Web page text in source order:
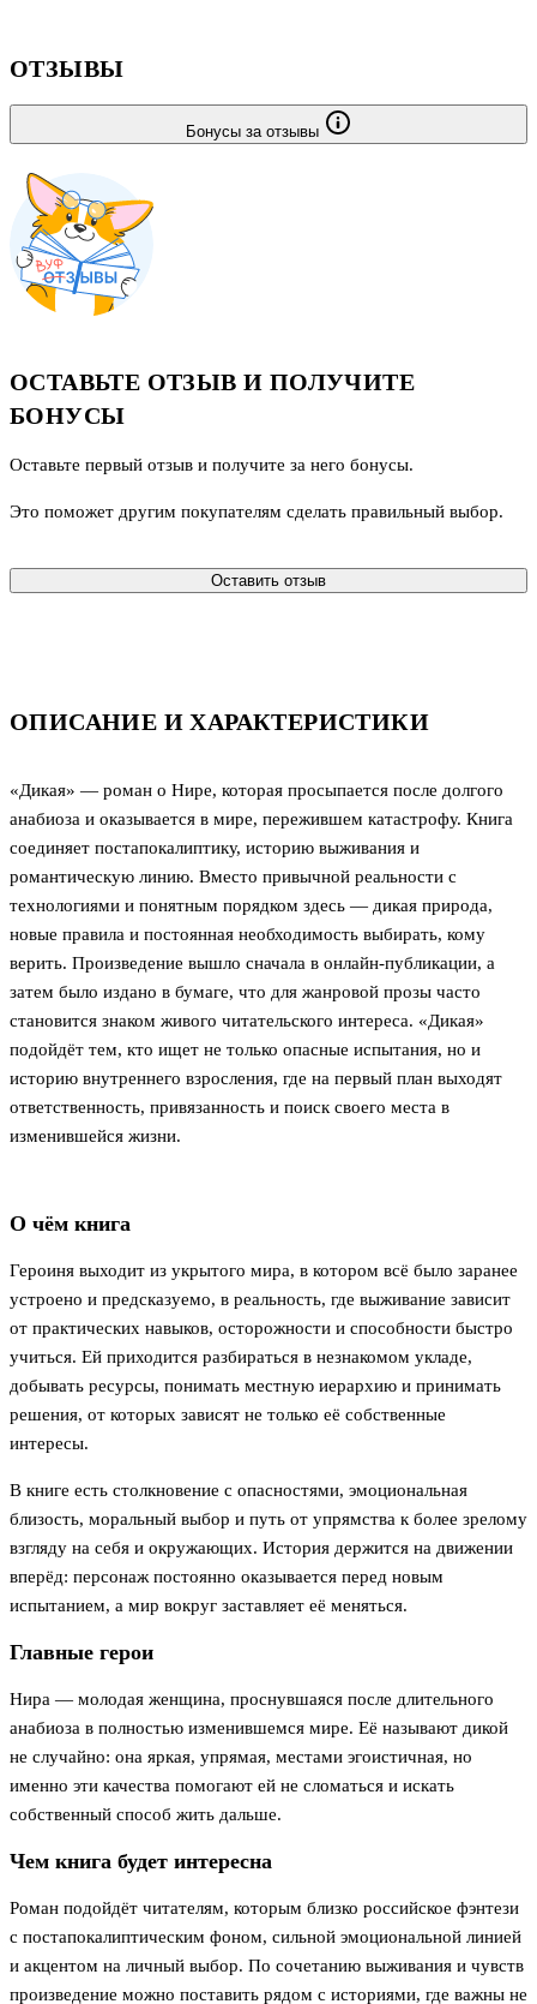
ОПИСАНИЕ И ХАРАКТЕРИСТИКИ
«Дикая» — роман о Нире, которая просыпается после долгого
анабиоза и оказывается в мире, пережившем катастрофу. Книга
соединяет постапокалиптику, историю выживания и
романтическую линию. Вместо привычной реальности с
технологиями и понятным порядком здесь — дикая природа,
новые правила и постоянная необходимость выбирать, кому
верить. Произведение вышло сначала в онлайн-публикации, а
затем было издано в бумаге, что для жанровой прозы часто
становится знаком живого читательского интереса. «Дикая»
подойдёт тем, кто ищет не только опасные испытания, но и
историю внутреннего взросления, где на первый план выходят
ответственность, привязанность и поиск своего места в
изменившейся жизни.
О чём книга
Героиня выходит из укрытого мира, в котором всё было заранее
устроено и предсказуемо, в реальность, где выживание зависит
от практических навыков, осторожности и способности быстро
учиться. Ей приходится разбираться в незнакомом укладе,
добывать ресурсы, понимать местную иерархию и принимать
решения, от которых зависят не только её собственные
интересы.
В книге есть столкновение с опасностями, эмоциональная
близость, моральный выбор и путь от упрямства к более зрелому
взгляду на себя и окружающих. История держится на движении
вперёд: персонаж постоянно оказывается перед новым
испытанием, а мир вокруг заставляет её меняться.
Главные герои
Нира — молодая женщина, проснувшаяся после длительного
анабиоза в полностью изменившемся мире. Её называют дикой
не случайно: она яркая, упрямая, местами эгоистичная, но
именно эти качества помогают ей не сломаться и искать
собственный способ жить дальше.
Чем книга будет интересна
Роман подойдёт читателям, которым близко российское фэнтези
с постапокалиптическим фоном, сильной эмоциональной линией
и акцентом на личный выбор. По сочетанию выживания и чувств
произведение можно поставить рядом с историями, где важны не
ОТЗЫВЫ
Бонусы за отзывы
ОСТАВЬТЕ ОТЗЫВ И ПОЛУЧИТЕ
БОНУСЫ
Оставьте первый отзыв и получите за него бонусы.
Это поможет другим покупателям сделать правильный выбор.
Оставить отзыв